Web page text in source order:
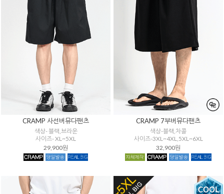
CRAMP 사선버뮤다팬츠
색상- 블랙,브라운
사이즈- XL~5XL
29,900원
CRAMP 7부버뮤다팬츠
색상-블랙,차콜
사이즈-3XL~4XL,5XL~6XL
32,900원